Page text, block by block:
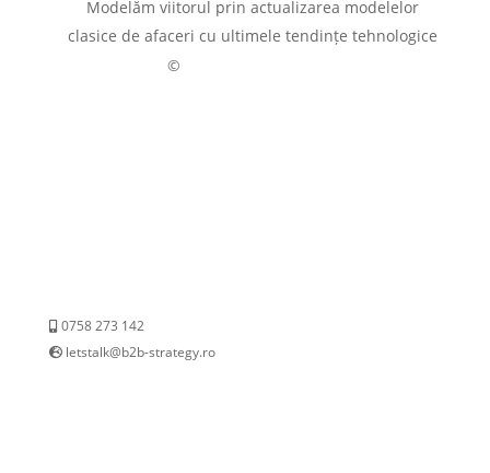
Modelăm viitorul prin actualizarea modelelor
clasice de afaceri cu ultimele tendințe tehnologice
©
0758 273 142
letstalk@b2b-strategy.ro